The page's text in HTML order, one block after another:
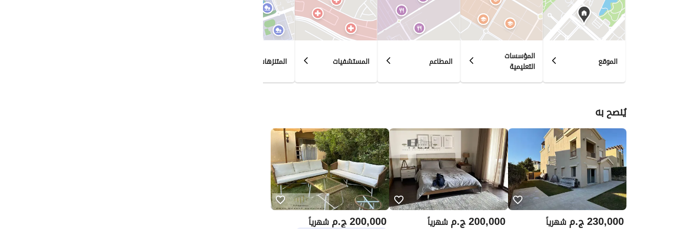
وهايد بارك، والمراسيم، وتاج مصر، وغيرها، مما يضمن لكم الوصول الدائم إلى أفضل الخيارات وأعلى مستويات
الجودة المتوفرة في السوق.
في نيو كابيتال هوم، لا نكتفي بتقديم العقارات فحسب، بل نساعدكم في إيجاد المنزل الذي يُناسب نمط حياتكم
وتطلعاتكم، مدعومين بسنوات من الخبرة ورؤية واضحة تُعطي الأولوية لاحتياجاتكم.
الموقع المؤسسات
التعليمية المطاعم المستشفيات المتنزهات
يُنصح به
ج.م230,000 شهرياً ج.م200,000 شهرياً ج.م200,000 شهرياً